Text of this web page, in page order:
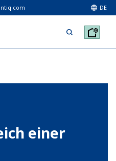
DE
einer